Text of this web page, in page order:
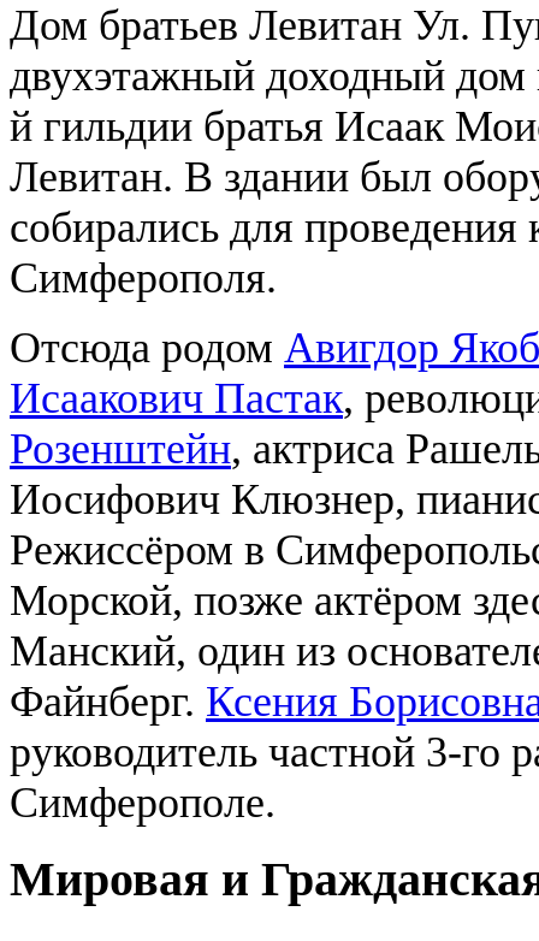
Дом братьев Левитан Ул.
двухэтажный доходный дом
й гильдии братья Исаак
Левитан. В здании был
собирались для проведения
Симферополя.
Отсюда родом Авигдор
Исаакович Пастак,
Розенштейн, актриса
Иосифович Клюзнер,
Режиссёром в
Морской, позже актёром
Манский, один из
Файнберг. Ксения
руководитель частной 3-го
Симферополе.
Мировая и